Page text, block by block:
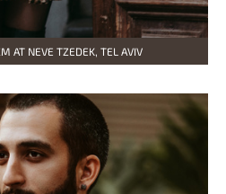
AT NEVE TZEDEK, TEL AVIV